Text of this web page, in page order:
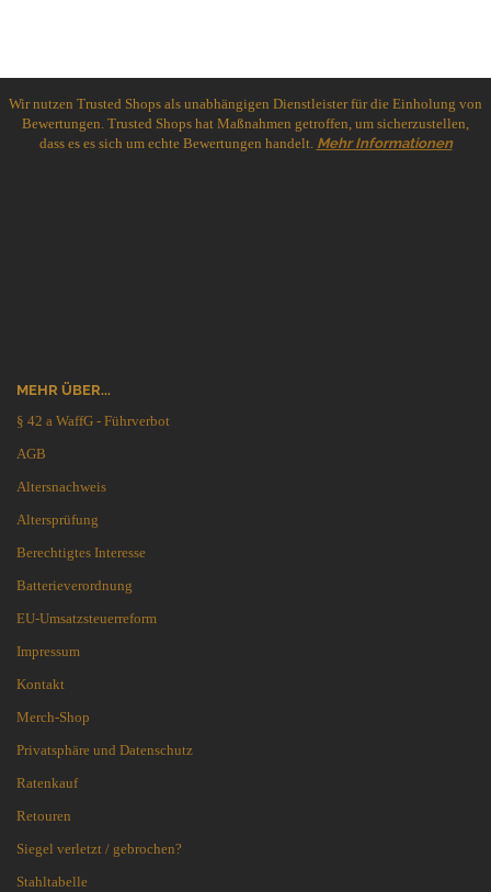
Wir nutzen Trusted Shops als unabhängigen Dienstleister für die Einholung von
Bewertungen. Trusted Shops hat Maßnahmen getroffen, um sicherzustellen,
dass es es sich um echte Bewertungen handelt. Mehr Informationen
MEHR ÜBER...
§ 42 a WaffG - Führverbot
AGB
Altersnachweis
Altersprüfung
Berechtigtes Interesse
Batterieverordnung
EU-Umsatzsteuerreform
Impressum
Kontakt
Merch-Shop
Privatsphäre und Datenschutz
Ratenkauf
Retouren
Siegel verletzt / gebrochen?
Stahltabelle